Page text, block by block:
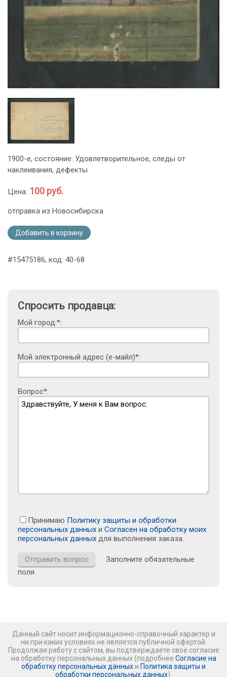
1900-е, состояние: Удовлетворительное, следы от
наклеивания, дефекты
Цена: 100 руб.
отправка из Новосибирска
Добавить в корзину
#15475186, код: 40-68
Спросить продавца:
Мой город:*:
Мой электронный адрес (е-майл)*:
Вопрос*:
Принимаю Политику защиты и обработки
персональных данных и Согласен на обработку моих
персональных данных для выполнения заказа.
Заполните обязательные
поля
Данный сайт носит информационно-справочный характер и
ни при каких условиях не является публичной офертой.
Продолжая работу с сайтом, вы подтверждаете своё согласие
на обработку персональных данных (подробнее Согласие на
обработку персональных данных и Политика защиты и
обработки персональных данных).